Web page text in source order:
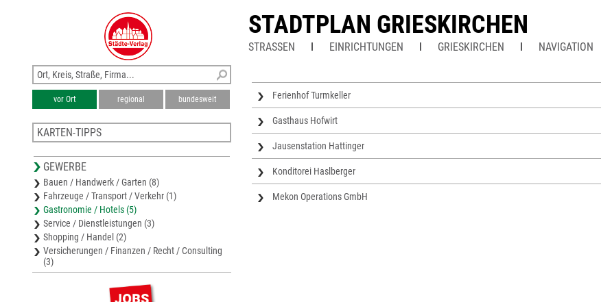
STADTPLAN GRIESKIRCHEN
STRASSEN EINRICHTUNGEN GRIESKIRCHEN NAVIGATION
Ferienhof Turmkeller
Gasthaus Hofwirt
Jausenstation Hattinger
Konditorei Haslberger
Mekon Operations GmbH
vor Ort regional bundesweit
KARTEN-TIPPS
Bezirkskarte Wels-Land
Stadtplan Wels
Bezirkskarte Eferding
Stadtplan Attnang-Puchheim
GEWERBE
Bauen / Handwerk / Garten (8)
Fahrzeuge / Transport / Verkehr (1)
Gastronomie / Hotels (5)
Service / Dienstleistungen (3)
Shopping / Handel (2)
Versicherungen / Finanzen / Recht / Consulting
(3)